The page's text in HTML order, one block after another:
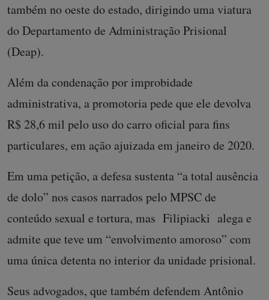
também no oeste do estado, dirigindo uma viatura
do Departamento de Administração Prisional
(Deap).
Além da condenação por improbidade
administrativa, a promotoria pede que ele devolva
R$ 28,6 mil pelo uso do carro oficial para fins
particulares, em ação ajuizada em janeiro de 2020.
Em uma petição, a defesa sustenta “a total ausência
de dolo” nos casos narrados pelo MPSC de
conteúdo sexual e tortura, mas Filipiacki alega e
admite que teve um “envolvimento amoroso” com
uma única detenta no interior da unidade prisional.
Seus advogados, que também defendem Antônio